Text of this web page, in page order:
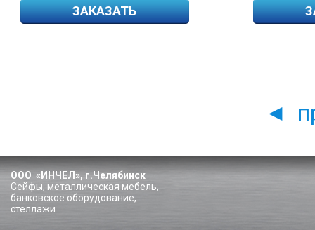
ЗАКАЗАТЬ
◄
ООО «ИНЧЕЛ», г.Челябинск
Сейфы, металлическая мебель,
банковское оборудование,
стеллажи